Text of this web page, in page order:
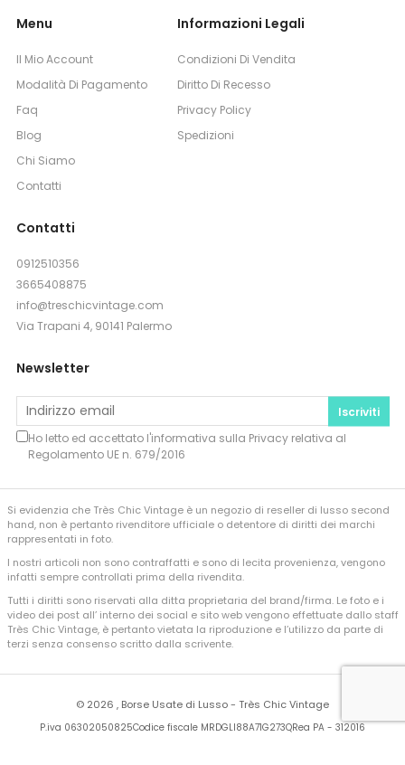
Menu
Il Mio Account
Modalità Di Pagamento
Faq
Blog
Chi Siamo
Contatti
Informazioni Legali
Condizioni Di Vendita
Diritto Di Recesso
Privacy Policy
Spedizioni
Contatti
0912510356
3665408875
info@treschicvintage.com
Via Trapani 4, 90141 Palermo
Newsletter
Iscriviti
Ho letto ed accettato l'informativa sulla Privacyrelativa al
Regolamento UE n. 679/2016
Si evidenzia che Très Chic Vintage è un negozio di reseller di lusso second
hand, non è pertanto rivenditore ufficiale o detentore di diritti dei marchi
rappresentati in foto.
I nostri articoli non sono contraffatti e sono di lecita provenienza, vengono
infatti sempre controllati prima della rivendita.
Tutti i diritti sono riservati alla ditta proprietaria del brand/firma. Le foto e i
video dei post all’ interno dei social e sito web vengono effettuate dallo staff
Très Chic Vintage, è pertanto vietata la riproduzione e l’utilizzo da parte di
terzi senza consenso scritto dalla scrivente.
© 2026 , Borse Usate di Lusso - Très Chic Vintage
P.iva 06302050825Codice fiscale MRDGLI88A71G273QRea PA - 312016